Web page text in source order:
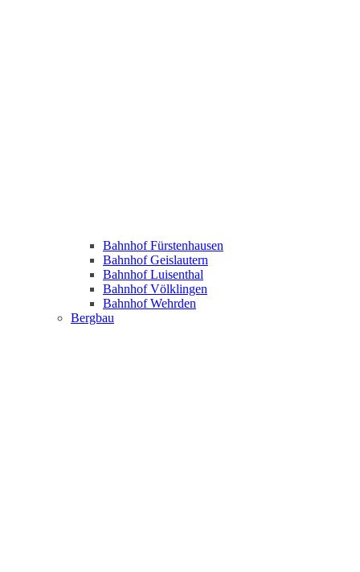
Bahnhof Fürstenhausen
Bahnhof Geislautern
Bahnhof Luisenthal
Bahnhof Völklingen
Bahnhof Wehrden
Bergbau